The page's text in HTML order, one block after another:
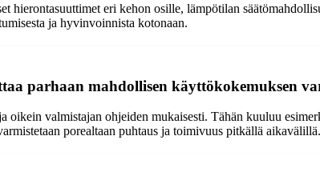
hierontasuuttimet eri kehon osille, lämpötilan
ja hyvinvoinnista kotonaan.
parhaan mahdollisen käyttökokemuksen
oikein valmistajan ohjeiden mukaisesti. Tähän kuuluu
porealtaan puhtaus ja toimivuus pitkällä aikavälillä.